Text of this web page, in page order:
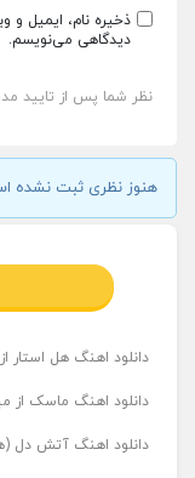
ذخیره نام، ایمیل و
دیدگاهی می‌نویسم.
نظر شما پس از تایید
هنوز نظری ثبت نشده
دانلود اهنگ هل استار
دانلود اهنگ ماسک از
دانلود اهنگ آتش دل